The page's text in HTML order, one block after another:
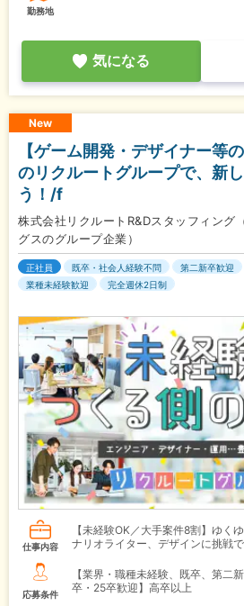
勤務地
気になる
New
【ゲーム開発・デザイナー等
のリクルートグループで、新
う！/f
株式会社リクルートR&Dスタッフィング
グスのグループ企業）
正社員 既卒・社会人経験不問 第二新卒歓迎
業種未経験歓迎
完全週休2日制
仕事内容
【未経験OK／大手案件8割】ゆく
ナリオライター、デザインに挑戦で
応募条件
【業界・職種未経験、既卒、第二
卒・25卒歓迎】高卒以上